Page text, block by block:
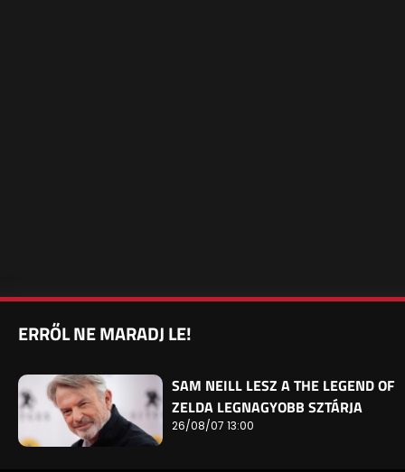
ERRŐL NE MARADJ LE!
SAM NEILL LESZ A THE LEGEND OF
ZELDA LEGNAGYOBB SZTÁRJA
26/08/07 13:00